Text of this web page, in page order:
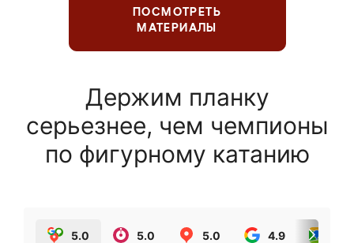
ПОСМОТРЕТЬ
МАТЕРИАЛЫ
Держим планку
серьезнее, чем чемпионы
по фигурному катанию
5.0 5.0 5.0 4.9